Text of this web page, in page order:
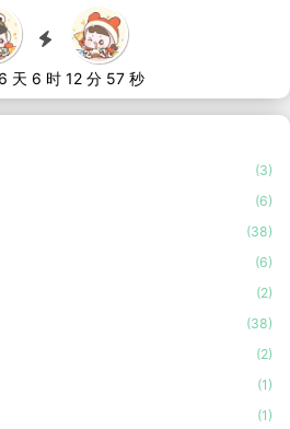
(3)
(6)
(38)
(6)
(2)
(38)
(2)
(1)
(1)
天 6 时 12 分 58 秒